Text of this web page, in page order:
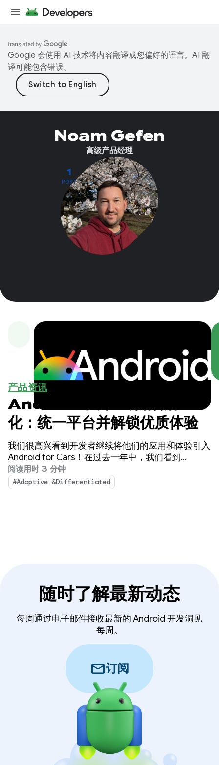
Google 会使用 AI 技术将内容翻译成您偏好的语言。AI 翻
译可能包含错误。
1
POST
Noam Gefen
高级产品经理
产品资讯
Android 汽车应用的新变
化：统一平台并解锁优质体验
我们很高兴看到开发者继续将他们的应用和体验引入
Android for Cars！在过去一年中，我们看到
Android Auto 和内置 Google 服务的汽车上的应用
生态系统持续强劲增长。
阅读用时 3 分钟
#Adaptive &Differentiated
随时了解最新动态
每周通过电子邮件接收最新的 Android 开发洞见
每周。
mail订阅